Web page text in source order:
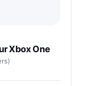
Xbox One